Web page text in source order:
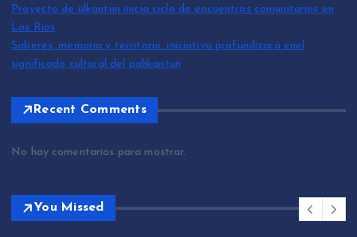
Proyecto de ülkantun inicia ciclo de encuentros comunitarios en
Los Ríos
Saberes, memoria y territorio: iniciativa profundizará enel
significado cultural del palikantun
Recent Comments
No hay comentarios para mostrar.
You Missed